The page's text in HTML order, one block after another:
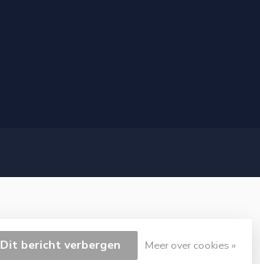
Dit bericht verbergen Meer over cookies »